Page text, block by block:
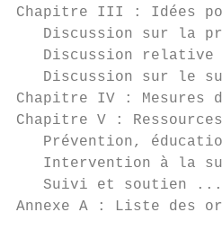
Chapitre III : Idées
Discussion sur la
Discussion relative
Discussion sur le
Chapitre IV :
Chapitre V :
Prévention,
Intervention à la
Suivi et soutien
Annexe A : Liste